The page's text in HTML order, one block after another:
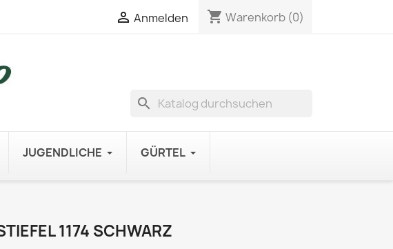
 Anmelden shopping_cart Warenkorb (0)
search
JUGENDLICHE GÜRTEL
1174 SCHWARZ